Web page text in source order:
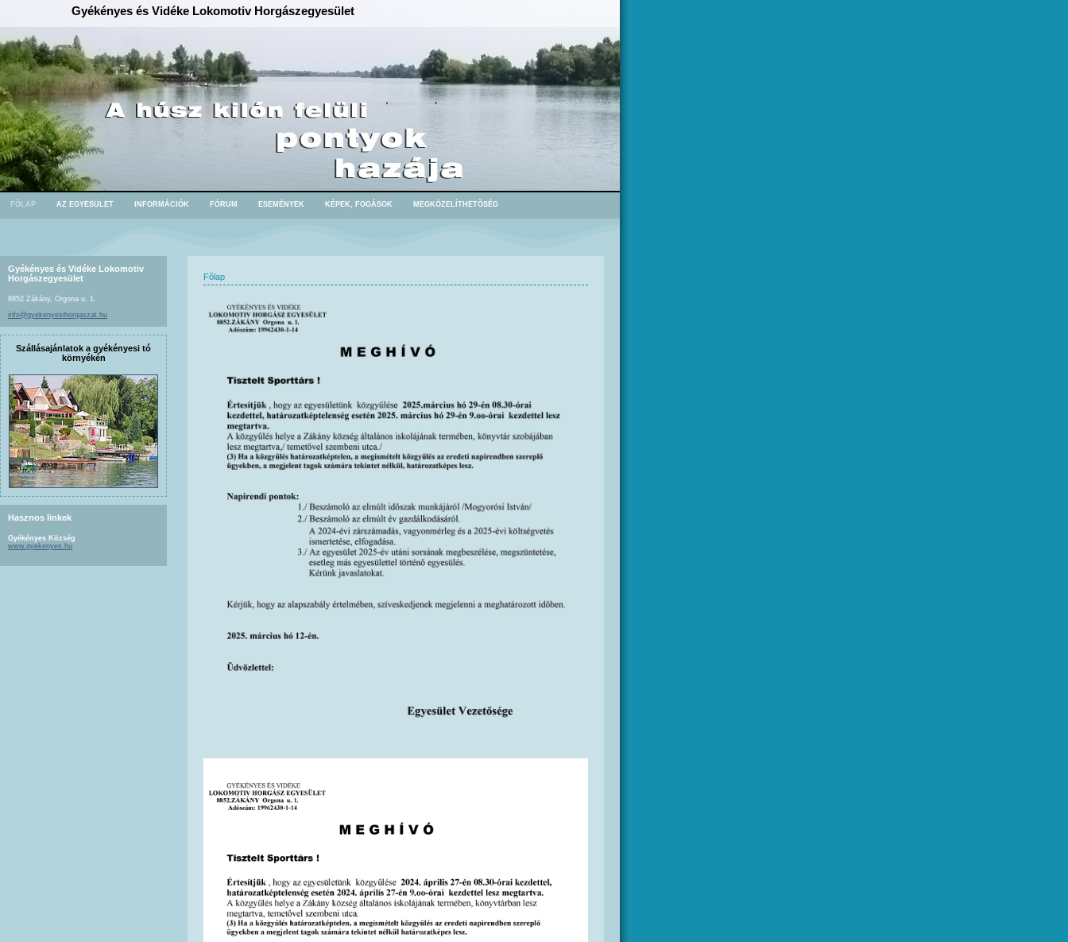
Gyékényes és Vidéke Lokomotiv Horgászegyesület
FÕLAP AZ EGYESÜLET INFORMÁCIÓK FÓRUM ESEMÉNYEK KÉPEK, FOGÁSOK MEGKÖZELÍTHETÕSÉG
Gyékényes és Vidéke Lokomotiv
Horgászegyesület
8852 Zákány, Orgona u. 1.
info@gyekenyesihorgaszat.hu
Szállásajánlatok a gyékényesi tó
környékén
Hasznos linkek
Gyékényes Község
www.gyekenyes.hu
Fõlap